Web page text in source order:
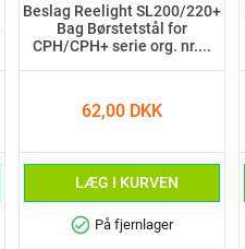
Beslag Reelight SL200/220+
Bag Børstetstål for
CPH/CPH+ serie org. nr....
62,00 DKK
LÆG I KURVEN
check_circle På fjernlager